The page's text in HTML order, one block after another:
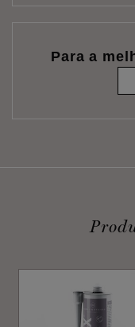
Para a